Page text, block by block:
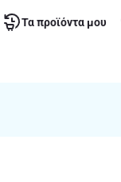
Τα προϊόντα μου